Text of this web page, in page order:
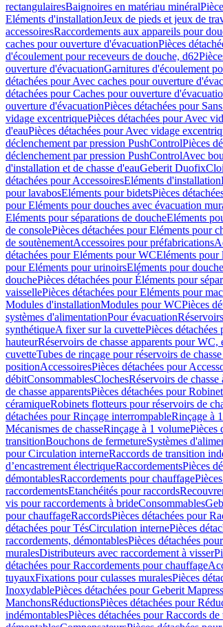
rectangulairesBaignoires en matériau minéral
Eléments d'installationJeux de pieds et jeux de
accessoiresRaccordements aux appareils pour
caches pour ouverture d'évacuationPièces
d'écoulement pour receveurs de douche, d62
ouverture d'évacuationGarnitures d'écoulement
détachées pour Avec caches pour ouverture
détachées pour Caches pour ouverture
ouverture d'évacuationPièces détachées pour
vidage excentriquePièces détachées pour Avec
d'eauPièces détachées pour Avec vidage
déclenchement par pression PushControlPièces
déclenchement par pression PushControlAvec
d'installation et de chasse d'eauGeberit Duofix
détachées pour AccessoiresEléments d'installation
pour lavabosEléments pour bidetsPièces
pour Eléments pour douches avec évacuation
Eléments pour séparations de doucheEléments
de consolePièces détachées pour Eléments pour
de soutènementAccessoires pour préfabrications
détachées pour Eléments pour WCEléments pour
pour Eléments pour urinoirsEléments pour
douchePièces détachées pour Éléments pour
vaissellePièces détachées pour Eléments pour
Modules d'installationModules pour WCPièces
systèmes d'alimentationPour évacuation
synthétiqueA fixer sur la cuvettePièces
hauteurRéservoirs de chasse apparents pour WC,
cuvetteTubes de rinçage pour réservoirs de
positionAccessoiresPièces détachées pour
débitConsommablesClochesRéservoirs de chasse
de chasse apparentsPièces détachées pour
céramiqueRobinets flotteurs pour réservoirs de
détachées pour Rinçage interrompableRinçage à
Mécanismes de chasseRinçage à 1 volumePièces
transitionBouchons de fermetureSystèmes
pour Circulation interneRaccords de transition
d’encastrement électriqueRaccordementsPièces
démontablesRaccordements pour chauffage
raccordementsEtanchéités pour raccords
vis pour raccordements à brideConsommables
pour chauffageRaccordsPièces détachées pour
détachées pour TésCirculation internePièces
raccordements, démontablesPièces détachées
muralesDistributeurs avec raccordement à visser
détachées pour Raccordements pour chauffage
tuyauxFixations pour culasses muralesPièces
InoxydablePièces détachées pour Geberit
ManchonsRéductionsPièces détachées pour
indémontablesPièces détachées pour Raccords